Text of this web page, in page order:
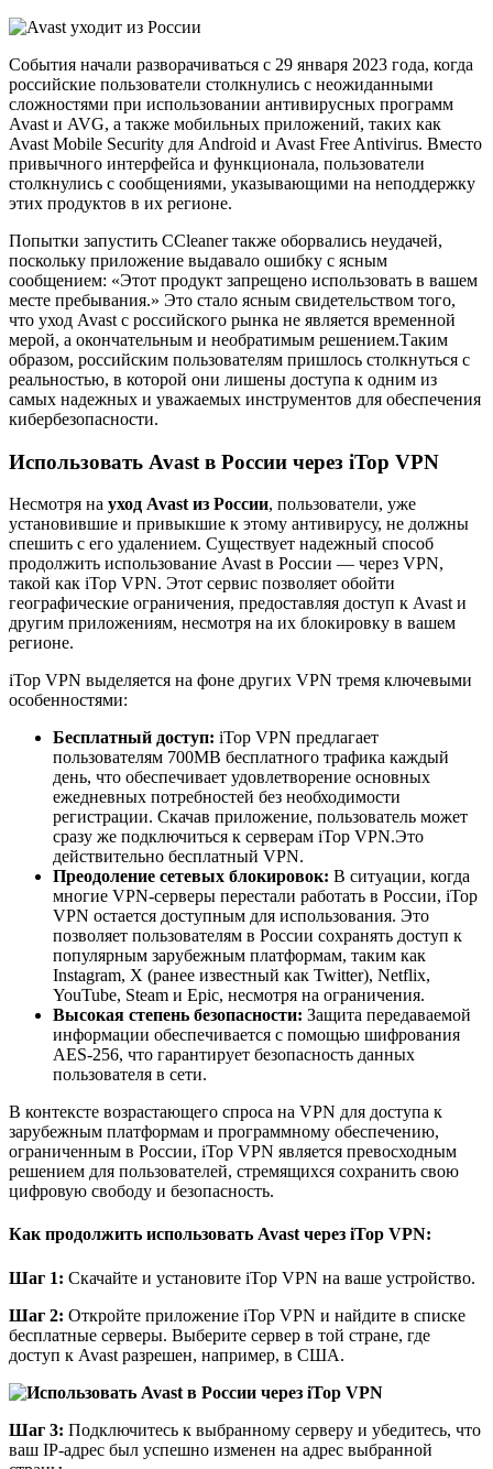
События начали разворачиваться с 29 января 2023 года, когда
российские пользователи столкнулись с неожиданными
сложностями при использовании антивирусных программ
Avast и AVG, а также мобильных приложений, таких как
Avast Mobile Security для Android и Avast Free Antivirus. Вместо
привычного интерфейса и функционала, пользователи
столкнулись с сообщениями, указывающими на неподдержку
этих продуктов в их регионе.
Попытки запустить CCleaner также оборвались неудачей,
поскольку приложение выдавало ошибку с ясным
сообщением: «Этот продукт запрещено использовать в вашем
месте пребывания.» Это стало ясным свидетельством того,
что уход Avast с российского рынка не является временной
мерой, а окончательным и необратимым решением.Таким
образом, российским пользователям пришлось столкнуться с
реальностью, в которой они лишены доступа к одним из
самых надежных и уважаемых инструментов для обеспечения
кибербезопасности.
Использовать Avast в России через iTop VPN
Несмотря на уход Avast из России, пользователи, уже
установившие и привыкшие к этому антивирусу, не должны
спешить с его удалением. Существует надежный способ
продолжить использование Avast в России — через VPN,
такой как iTop VPN. Этот сервис позволяет обойти
географические ограничения, предоставляя доступ к Avast и
другим приложениям, несмотря на их блокировку в вашем
регионе.
iTop VPN выделяется на фоне других VPN тремя ключевыми
особенностями:
Бесплатный доступ: iTop VPN предлагает
пользователям 700MB бесплатного трафика каждый
день, что обеспечивает удовлетворение основных
ежедневных потребностей без необходимости
регистрации. Скачав приложение, пользователь может
сразу же подключиться к серверам iTop VPN.Это
действительно бесплатный VPN.
Преодоление сетевых блокировок: В ситуации, когда
многие VPN-серверы перестали работать в России, iTop
VPN остается доступным для использования. Это
позволяет пользователям в России сохранять доступ к
популярным зарубежным платформам, таким как
Instagram, X (ранее известный как Twitter), Netflix,
YouTube, Steam и Epic, несмотря на ограничения.
Высокая степень безопасности: Защита передаваемой
информации обеспечивается с помощью шифрования
AES-256, что гарантирует безопасность данных
пользователя в сети.
В контексте возрастающего спроса на VPN для доступа к
зарубежным платформам и программному обеспечению,
ограниченным в России, iTop VPN является превосходным
решением для пользователей, стремящихся сохранить свою
цифровую свободу и безопасность.
Как продолжить использовать Avast через iTop VPN:
Шаг 1: Скачайте и установите iTop VPN на ваше устройство.
Шаг 2: Откройте приложение iTop VPN и найдите в списке
бесплатные серверы. Выберите сервер в той стране, где
доступ к Avast разрешен, например, в США.
Шаг 3: Подключитесь к выбранному серверу и убедитесь, что
ваш IP-адрес был успешно изменен на адрес выбранной